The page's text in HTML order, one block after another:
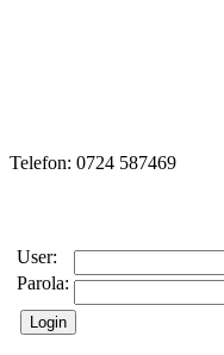
Telefon: 0724 587469
User:
Parola: